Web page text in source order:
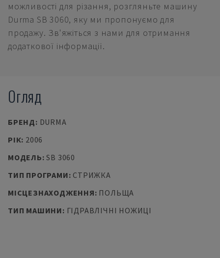
можливості для різання, розгляньте машину
Durma SB 3060, яку ми пропонуємо для
продажу. Зв'яжіться з нами для отримання
додаткової інформації.
Огляд
БРЕНД: DURMA
РІК: 2006
МОДЕЛЬ:SB 3060
ТИП ПРОГРАМИ: СТРИЖКА
МІСЦЕЗНАХОДЖЕННЯ: ПОЛЬЩА
ТИП МАШИНИ: ГІДРАВЛІЧНІ НОЖИЦІ